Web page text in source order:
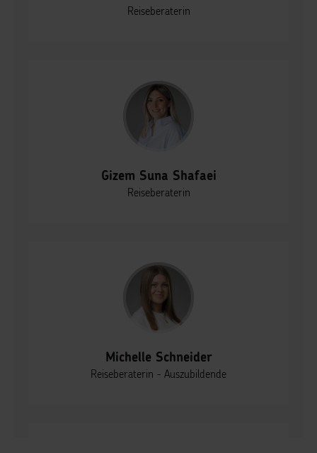
Reiseberaterin
Gizem Suna Shafaei
Reiseberaterin
Michelle Schneider
Reiseberaterin - Auszubildende